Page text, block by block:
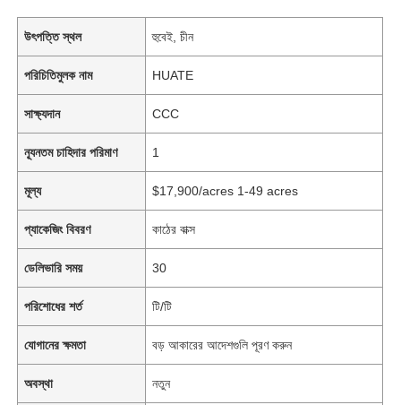
উৎপত্তি স্থল হুবেই, চীন
পরিচিতিমুলক নাম HUATE
সাক্ষ্যদান CCC
ন্যূনতম চাহিদার পরিমাণ 1
মূল্য $17,900/acres 1-49 acres
প্যাকেজিং বিবরণ কাঠের বাক্স
ডেলিভারি সময় 30
পরিশোধের শর্ত টি/টি
যোগানের ক্ষমতা বড় আকারের আদেশগুলি পূরণ করুন
অবস্থা নতুন